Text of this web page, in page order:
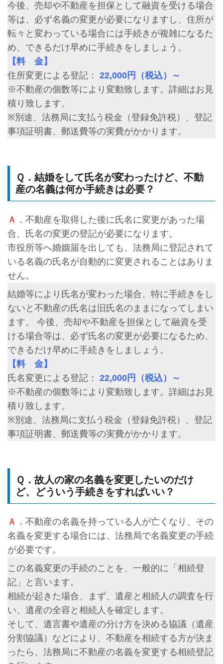
今後、売却や不動産を担保として融資を受ける場合
等は、必ず名義の変更が必要になりますし、住所が
転々と変わっている場合には手続きが複雑になるた
め、できるだけ早めに手続きをしましょう。
【料 金】
住所変更による登記： 22,000円（税込）～
※不動産の個数等により変動致します。詳細はお見
積り致します。
※別途、法務局に支払う税金（登録免許税）、登記
事項証明書、郵送費等の実費がかかります。
Ｑ．結婚をして氏名が変わったけど、不動
産の名義は何か手続きは必要？
Ａ． 不動産を取得した後に氏名に変更があった場
合、氏名の変更の登記が必要になります。
市役所等へ婚姻届を出しても、法務局に登記されて
いる名義の氏名が自動的に変更されることはありま
せん。
結婚等により氏名が変わった場合、特に手続きをし
ないと不動産の氏名は旧氏名のままになってしまい
ます。 今後、売却や不動産を担保として融資を受
ける場合等は、必ず氏名の変更が必要になるため、
できるだけ早めに手続きをしましょう。
【料 金】
氏名変更による登記： 22,000円（税込）～
※不動産の個数等により変動致します。詳細はお見
積り致します。
※別途、法務局に支払う税金（登録免許税）、登記
事項証明書、郵送費等の実費がかかります。
Ｑ．故人の家の名義を変更したいのだけ
ど、どういう手続きをすればいい？
Ａ． 不動産の名義を持っている人が亡くなり、その
名義を変更する場合には、法務局で名義変更の手続
が必要です。
この名義変更の手続のことを、一般的に「相続登
記」と言います。
相続が起きた場合、まず、遺産と相続人の調査を行
い、遺産の全容と相続人を確定します。
そして、遺言書や遺産の分け方を決める協議（遺産
分割協議）などにより、不動産を相続する方が決ま
ったら、法務局に不動産の名義を変更する相続登記